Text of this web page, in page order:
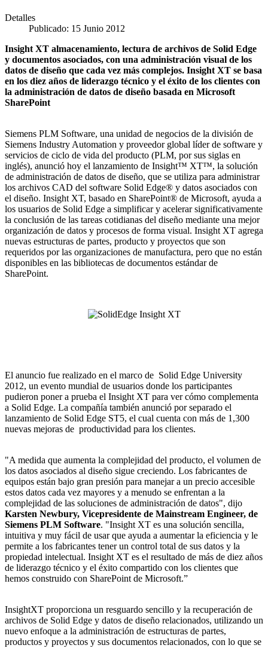
Detalles
Publicado: 15 Junio 2012
Insight XT almacenamiento, lectura de archivos de Solid Edge
y documentos asociados, con una administración visual de los
datos de diseño que cada vez más complejos. Insight XT se basa
en los diez años de liderazgo técnico y el éxito de los clientes con
la administración de datos de diseño basada en Microsoft
SharePoint
Siemens PLM Software, una unidad de negocios de la división de
Siemens Industry Automation y proveedor global líder de software y
servicios de ciclo de vida del producto (PLM, por sus siglas en
inglés), anunció hoy el lanzamiento de Insight™ XT™, la solución
de administración de datos de diseño, que se utiliza para administrar
los archivos CAD del software Solid Edge® y datos asociados con
el diseño. Insight XT, basado en SharePoint® de Microsoft, ayuda a
los usuarios de Solid Edge a simplificar y acelerar significativamente
la conclusión de las tareas cotidianas del diseño mediante una mejor
organización de datos y procesos de forma visual. Insight XT agrega
nuevas estructuras de partes, producto y proyectos que son
requeridos por las organizaciones de manufactura, pero que no están
disponibles en las bibliotecas de documentos estándar de
SharePoint.
El anuncio fue realizado en el marco de Solid Edge University
2012, un evento mundial de usuarios donde los participantes
pudieron poner a prueba el Insight XT para ver cómo complementa
a Solid Edge. La compañía también anunció por separado el
lanzamiento de Solid Edge ST5, el cual cuenta con más de 1,300
nuevas mejoras de productividad para los clientes.
"A medida que aumenta la complejidad del producto, el volumen de
los datos asociados al diseño sigue creciendo. Los fabricantes de
equipos están bajo gran presión para manejar a un precio accesible
estos datos cada vez mayores y a menudo se enfrentan a la
complejidad de las soluciones de administración de datos", dijo
Karsten Newbury, Vicepresidente de Mainstream Engineer, de
Siemens PLM Software. "Insight XT es una solución sencilla,
intuitiva y muy fácil de usar que ayuda a aumentar la eficiencia y le
permite a los fabricantes tener un control total de sus datos y la
propiedad intelectual. Insight XT es el resultado de más de diez años
de liderazgo técnico y el éxito compartido con los clientes que
hemos construido con SharePoint de Microsoft.”
InsightXT proporciona un resguardo sencillo y la recuperación de
archivos de Solid Edge y datos de diseño relacionados, utilizando un
nuevo enfoque a la administración de estructuras de partes,
productos y proyectos y sus documentos relacionados, con lo que se